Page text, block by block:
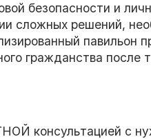
безопасности и
сложных решений,
павильон
гражданства после
консультацией с